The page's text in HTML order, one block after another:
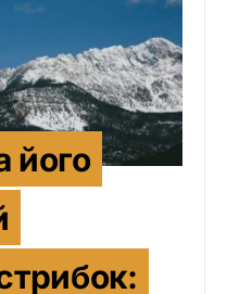
його